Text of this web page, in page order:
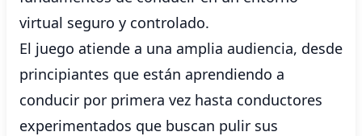
virtual seguro y controlado.
El juego atiende a una amplia audiencia, desde
principiantes que están aprendiendo a
conducir por primera vez hasta conductores
experimentados que buscan pulir sus